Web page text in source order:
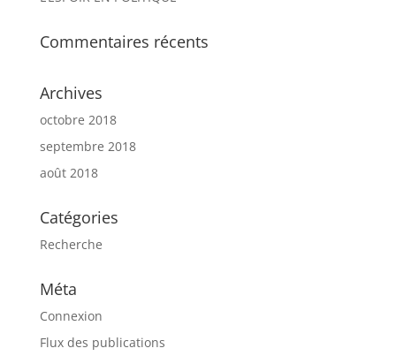
Commentaires récents
Archives
octobre 2018
septembre 2018
août 2018
Catégories
Recherche
Méta
Connexion
Flux des publications